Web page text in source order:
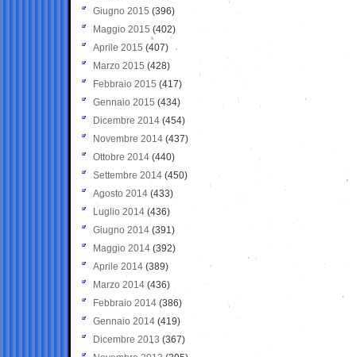
Giugno 2015 (396)
Maggio 2015 (402)
Aprile 2015 (407)
Marzo 2015 (428)
Febbraio 2015 (417)
Gennaio 2015 (434)
Dicembre 2014 (454)
Novembre 2014 (437)
Ottobre 2014 (440)
Settembre 2014 (450)
Agosto 2014 (433)
Luglio 2014 (436)
Giugno 2014 (391)
Maggio 2014 (392)
Aprile 2014 (389)
Marzo 2014 (436)
Febbraio 2014 (386)
Gennaio 2014 (419)
Dicembre 2013 (367)